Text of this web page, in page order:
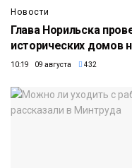
Новости
Глава Норильска
исторических домов
10:19 09 августа 432